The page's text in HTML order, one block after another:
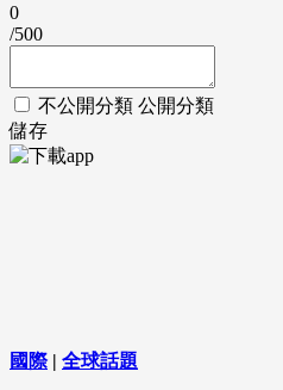
0
/500
不公開分類 公開分類
儲存
國際| 全球話題